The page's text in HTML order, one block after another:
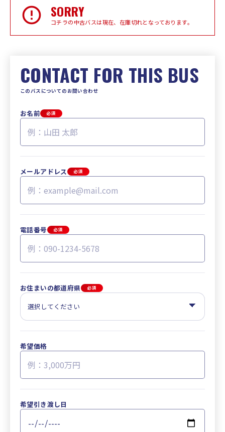
SORRY
コチラの中古バスは現在、在庫切れとなっております。
CONTACT FOR THIS BUS
このバスについてのお問い合わせ
お名前 必須
メールアドレス 必須
電話番号 必須
お住まいの都道府県 必須
希望価格
希望引き渡し日